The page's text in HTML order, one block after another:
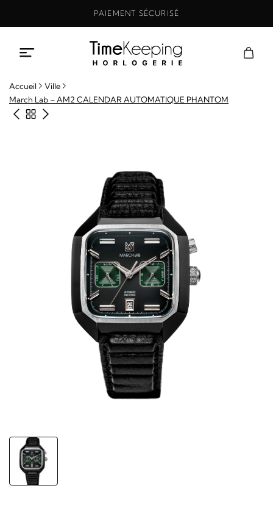
PAIEMENT SÉCURISÉ
Accueil
Ville
March Lab – AM2 CALENDAR AUTOMATIQUE PHANTOM
Produit précédent
Retour à la boutique
Produit suivant